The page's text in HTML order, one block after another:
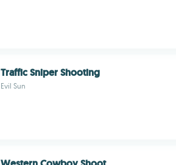
Traffic Sniper Shooting
Evil Sun